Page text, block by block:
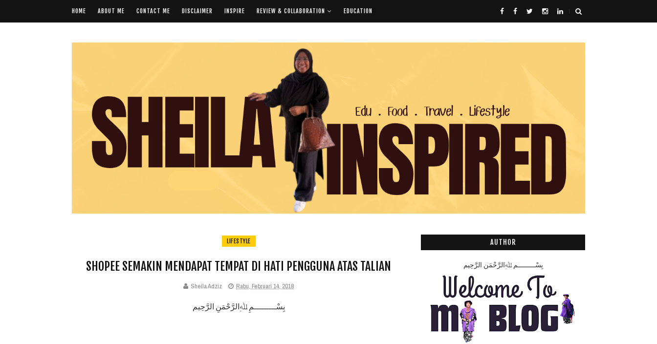
HOME ABOUT ME CONTACT ME DISCLAIMER INSPIRE REVIEW & COLLABORATION EDUCATION
LIFESTYLE
SHOPEE SEMAKIN MENDAPAT TEMPAT DI HATI PENGGUNA ATAS TALIAN
Sheila Adziz Rabu, Februari 14, 2018
بِسْـــــــــمِ ﷲِالرَّحْمَنِ الرَّحِيم
AUTHOR
بِسْـــــــــمِ ﷲِالرَّحْمَنِ الرَّحِيم